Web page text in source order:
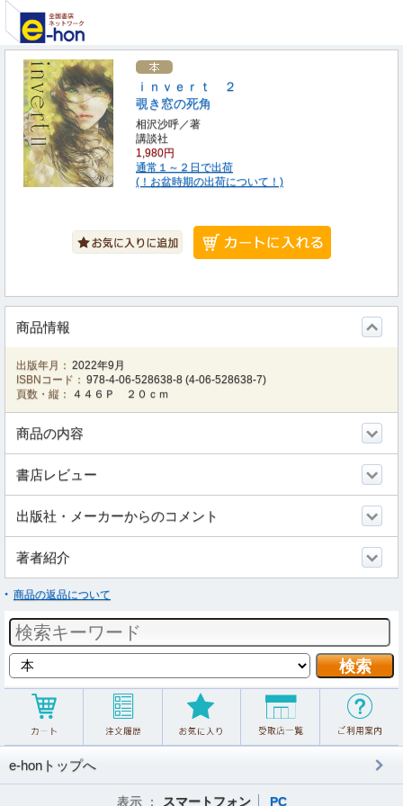
ｉｎｖｅｒｔ ２
覗き窓の死角
相沢沙呼／著
講談社
1,980円
通常１～２日で出荷
(！お盆時期の出荷について！)
商品情報
出版年月： 2022年9月
ISBNコード： 978-4-06-528638-8 (4-06-528638-7)
頁数・縦：
４４６Ｐ ２０ｃｍ
商品の内容
書店レビュー
出版社・メーカーからのコメント
著者紹介
商品の返品について
e-honトップへ
表示 ： スマートフォン PC